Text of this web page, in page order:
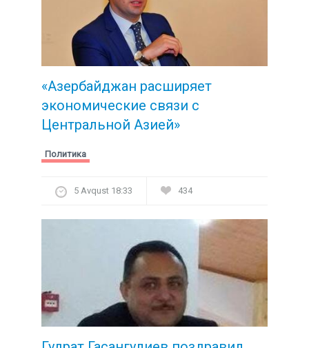
«Азербайджан расширяет
экономические связи с
Центральной Азией»
Политика
5 Avqust 18:33 434